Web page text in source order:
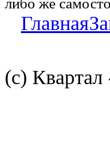
либо же
Главная
(с)